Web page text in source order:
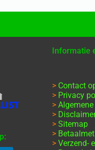
Informatie
> Contact
> Privacy
>
>
>Sitemap
>
>Verzend-